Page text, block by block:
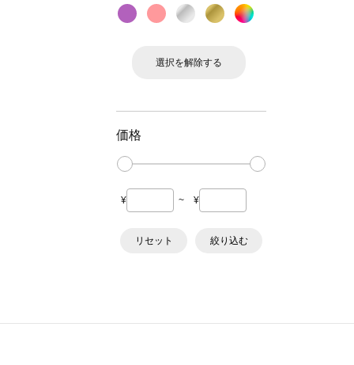
選択を解除する
価格
¥ ~ ¥
リセット 絞り込む